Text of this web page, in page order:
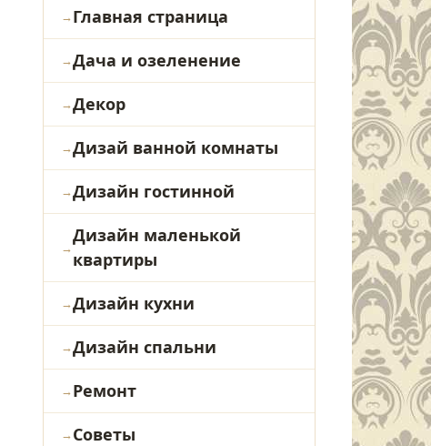
Главная страница
Дача и озеленение
Декор
Дизай ванной комнаты
Дизайн гостинной
Дизайн маленькой
квартиры
Дизайн кухни
Дизайн спальни
Ремонт
Советы